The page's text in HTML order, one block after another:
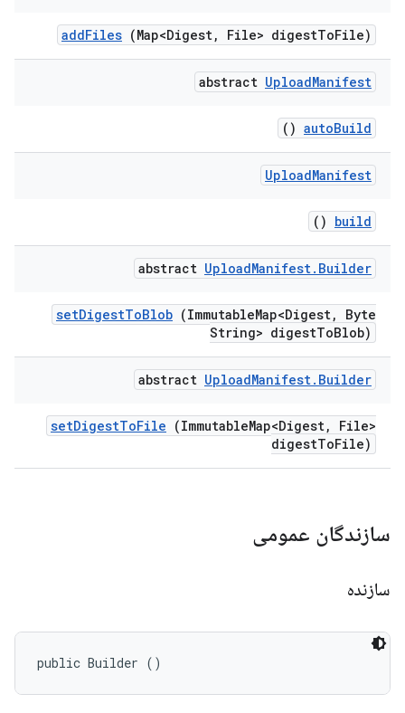
addFiles (Map<Digest, File> digestToFile)
abstract UploadManifest
autoBuild
()
UploadManifest
build
()
abstract UploadManifest. Builder
setDigestToBlob (ImmutableMap<Digest,
Byte
String> digestToBlob)
abstract UploadManifest. Builder
setDigestToFile (ImmutableMap<Digest,
File>
digestToFile)
سازندگان عمومی
سازنده
public Builder ()